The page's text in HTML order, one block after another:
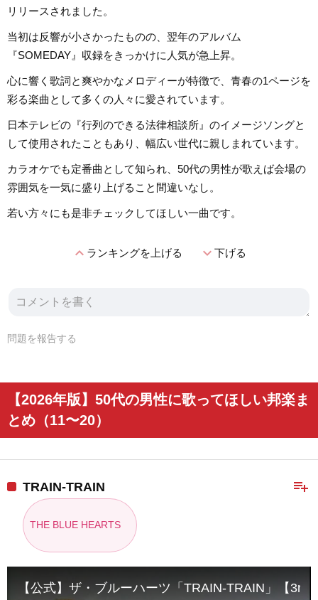
リリースされました。
当初は反響が小さかったものの、翌年のアルバム
『SOMEDAY』収録をきっかけに人気が急上昇。
心に響く歌詞と爽やかなメロディーが特徴で、青春の1ページを
彩る楽曲として多くの人々に愛されています。
日本テレビの『行列のできる法律相談所』のイメージソングと
して使用されたこともあり、幅広い世代に親しまれています。
カラオケでも定番曲として知られ、50代の男性が歌えば会場の
雰囲気を一気に盛り上げること間違いなし。
若い方々にも是非チェックしてほしい一曲です。
expand_lessランキングを上げる expand_more下げる
問題を報告する
【2026年版】50代の男性に歌ってほしい邦楽ま
とめ（11〜20）
playlist_add
TRAIN-TRAIN
THE BLUE HEARTS
【公式】ザ・ブルーハーツ「TRAIN-TRAIN」【